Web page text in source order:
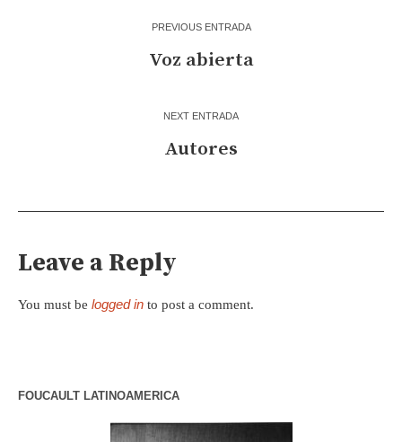
PREVIOUS ENTRADA
Voz abierta
NEXT ENTRADA
Autores
Leave a Reply
You must be logged in to post a comment.
FOUCAULT LATINOAMERICA